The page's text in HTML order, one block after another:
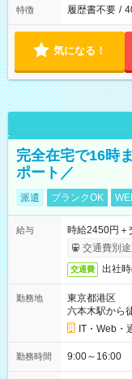
特徴 履歴書不要 /
気になる！
完全在宅で16時
ポート／
派遣 ブランクOK
給与
時給2450円＋
交通費別
交通費 出社
勤務地
東京都港区
六本木駅から
IT・Web・
勤務時間 9:00～16:00